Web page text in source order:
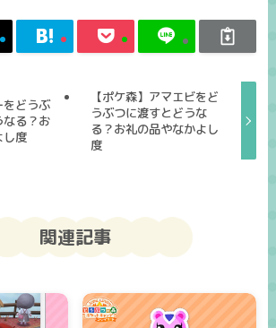
をどうぶ
なる？お
し度
【ポケ森】アマエビをど
うぶつに渡すとどうな
る？お礼の品やなかよし
度
関連記事